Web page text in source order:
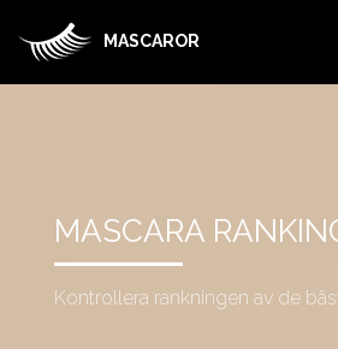
MASCAROR
MASCARA
Kontrollera rankningen av de